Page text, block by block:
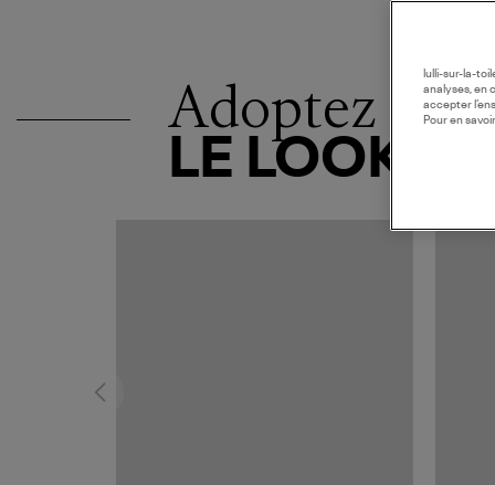
Adoptez
LE LOOK
lulli-sur-la-
analyses, en
accepter
Pour en